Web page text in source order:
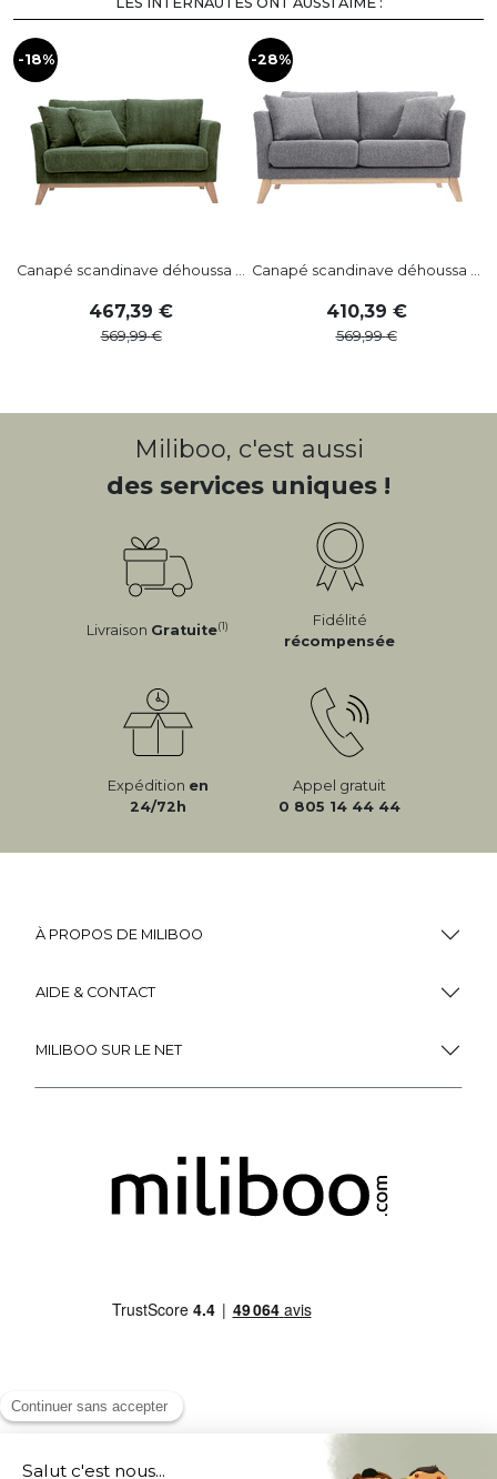
-18%
Canapé scandinave déhoussa ...
467,39
569,99
-28%
Canapé scandinave déhoussa ...
410,39
569,99
Miliboo, c'est aussi
des services uniques !
Livraison Gratuite(1)
Fidélité
récompensée
Expédition en
24/72h
Appel gratuit
0 805 14 44 44
À PROPOS DE MILIBOO
AIDE & CONTACT
MILIBOO SUR LE NET